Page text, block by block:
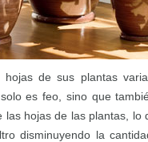
de sus plantas
es feo, sino que
hojas de las plantas, lo
disminuyendo la